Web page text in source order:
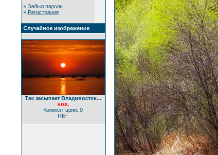
» Забыл пароль
» Регистрация
Случайное изображение
Так засыпает Владивосток...
нов.
Комментарии: 0
REF